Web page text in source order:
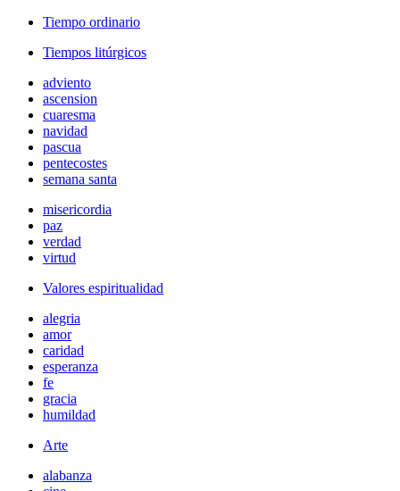
Tiempo ordinario
Tiempos litúrgicos
adviento
ascension
cuaresma
navidad
pascua
pentecostes
semana santa
misericordia
paz
verdad
virtud
Valores espiritualidad
alegria
amor
caridad
esperanza
fe
gracia
humildad
Arte
alabanza